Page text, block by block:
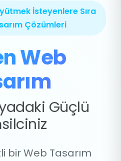
İsteyenlere Sıra
Çözümleri
Web
Güçlü
bir Web Tasarım